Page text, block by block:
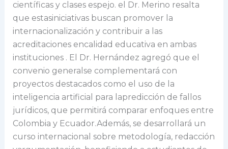
científicas y clases espejo. el Dr. Merino resalta
que estasiniciativas buscan promover la
internacionalización y contribuir a las
acreditaciones encalidad educativa en ambas
instituciones . El Dr. Hernández agregó que el
convenio generalse complementará con
proyectos destacados como el uso de la
inteligencia artificial para lapredicción de fallos
jurídicos, que permitirá comparar enfoques entre
Colombia y Ecuador.Además, se desarrollará un
curso internacional sobre metodología, redacción